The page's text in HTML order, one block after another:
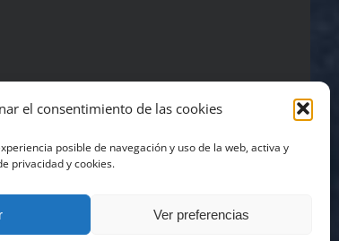
el consentimiento de las cookies
posible de navegación y uso de la web, activa y
privacidad y cookies.
Ver preferencias
Business+ Media